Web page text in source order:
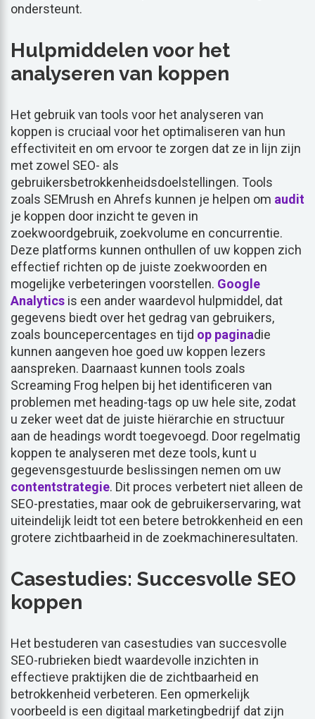
ondersteunt.
Hulpmiddelen voor het
analyseren van koppen
Het gebruik van tools voor het analyseren van
koppen is cruciaal voor het optimaliseren van hun
effectiviteit en om ervoor te zorgen dat ze in lijn zijn
met zowel SEO- als
gebruikersbetrokkenheidsdoelstellingen. Tools
zoals SEMrush en Ahrefs kunnen je helpen om audit
je koppen door inzicht te geven in
zoekwoordgebruik, zoekvolume en concurrentie.
Deze platforms kunnen onthullen of uw koppen zich
effectief richten op de juiste zoekwoorden en
mogelijke verbeteringen voorstellen. Google
Analytics is een ander waardevol hulpmiddel, dat
gegevens biedt over het gedrag van gebruikers,
zoals bouncepercentages en tijd op paginadie
kunnen aangeven hoe goed uw koppen lezers
aanspreken. Daarnaast kunnen tools zoals
Screaming Frog helpen bij het identificeren van
problemen met heading-tags op uw hele site, zodat
u zeker weet dat de juiste hiërarchie en structuur
aan de headings wordt toegevoegd. Door regelmatig
koppen te analyseren met deze tools, kunt u
gegevensgestuurde beslissingen nemen om uw
contentstrategie. Dit proces verbetert niet alleen de
SEO-prestaties, maar ook de gebruikerservaring, wat
uiteindelijk leidt tot een betere betrokkenheid en een
grotere zichtbaarheid in de zoekmachineresultaten.
Casestudies: Succesvolle SEO
koppen
Het bestuderen van casestudies van succesvolle
SEO-rubrieken biedt waardevolle inzichten in
effectieve praktijken die de zichtbaarheid en
betrokkenheid verbeteren. Een opmerkelijk
voorbeeld is een digitaal marketingbedrijf dat zijn